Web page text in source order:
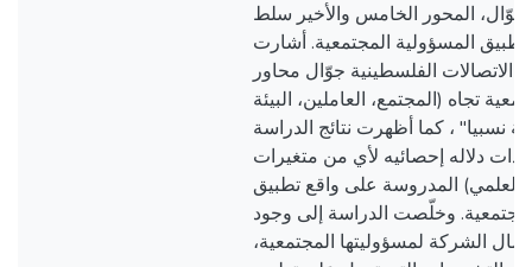
جوّال، المحور الخامس والأخير سلط
المسؤولية المجتمعية. أشارت
الاتصالات الفلسطينية جوّال محاور
تجاه (المجتمع، العاملين، البيئة
نسبيا" ، كما أظهرت نتائج الدراسة
دلاله إحصائيه لأي من متغيرات
العلمي) المدروسة على واقع تطبيق
وخلّصت الدراسة إلى وجود
الشركة لمسؤوليتها المجتمعية،